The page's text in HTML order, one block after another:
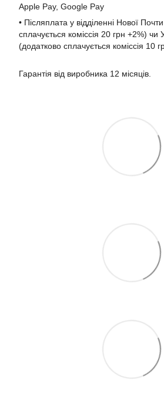
Apple Pay, Google Pay
• Післяплата у відділенні Нової
сплачується коміссія 20 грн +2%)
(додатково сплачується коміссія 10
Гарантія від виробника 12 місяців.